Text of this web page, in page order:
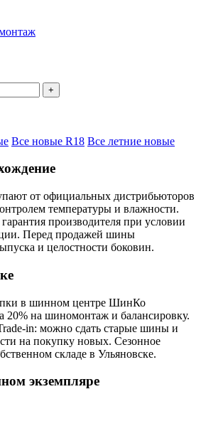
+
Все новые R18 Все летние новые
от официальных дистрибьюторов
температуры и влажности.
гарантия производителя при условии
Перед продажей шины
и целостности боковин.
в шинном центре ШинКо
20% на шиномонтаж и балансировку.
in: можно сдать старые шины и
на покупку новых. Сезонное
складе в Ульяновске.
экземпляре